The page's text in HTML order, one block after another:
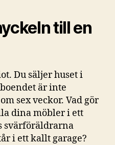
till en
Du säljer huset i
är inte
sex veckor. Vad gör
dina möbler i ett
svärföräldrarna
i ett kallt garage?